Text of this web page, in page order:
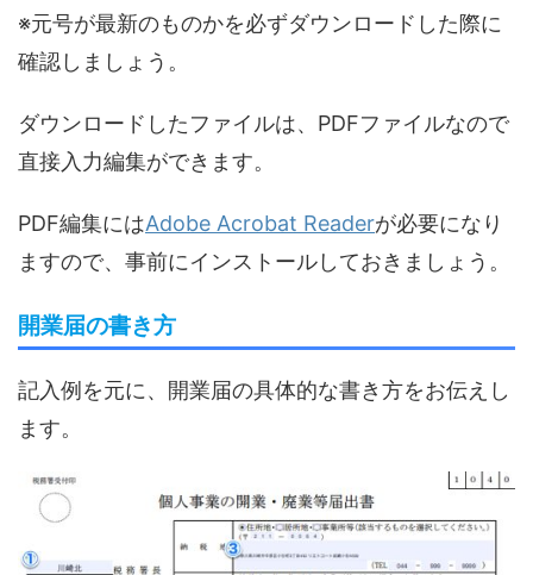
※元号が最新のものかを必ずダウンロードした際に
確認しましょう。
ダウンロードしたファイルは、PDFファイルなので
直接入力編集ができます。
PDF編集にはAdobe Acrobat Readerが必要になり
ますので、事前にインストールしておきましょう。
開業届の書き方
記入例を元に、開業届の具体的な書き方をお伝えし
ます。